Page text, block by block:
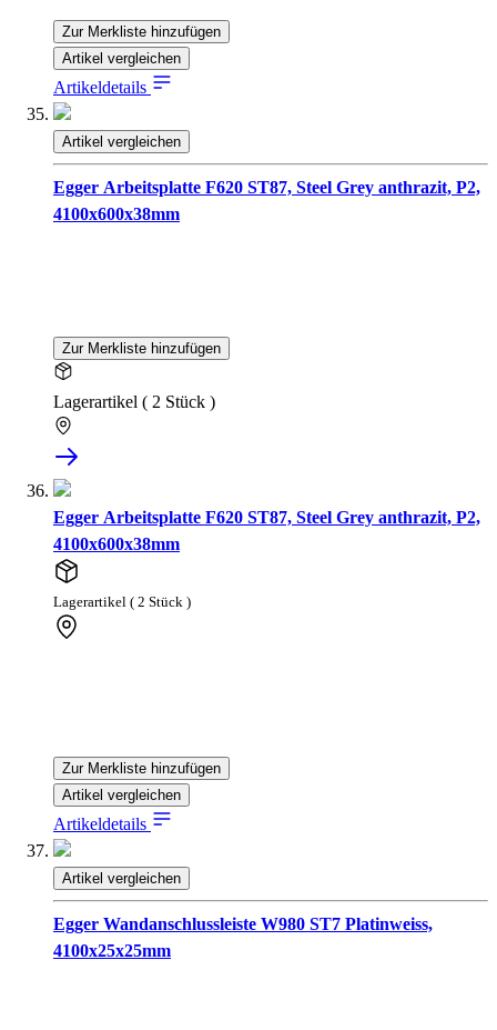
Zur Merkliste hinzufügen
Artikel vergleichen
Artikeldetails
Artikel vergleichen
Egger Arbeitsplatte F620 ST87, Steel Grey anthrazit, P2,
4100x600x38mm
Zur Merkliste hinzufügen
Lagerartikel ( 2 Stück )
Egger Arbeitsplatte F620 ST87, Steel Grey anthrazit, P2,
4100x600x38mm
Lagerartikel ( 2 Stück )
Zur Merkliste hinzufügen
Artikel vergleichen
Artikeldetails
Artikel vergleichen
Egger Wandanschlussleiste W980 ST7 Platinweiss,
4100x25x25mm